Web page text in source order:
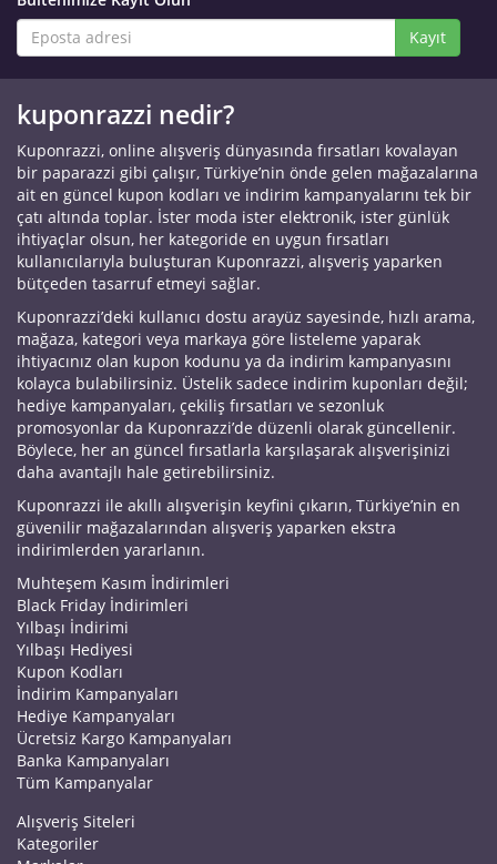
Kayıt
kuponrazzi nedir?
Kuponrazzi, online alışveriş dünyasında fırsatları kovalayan
bir paparazzi gibi çalışır, Türkiye’nin önde gelen mağazalarına
ait en güncel kupon kodları ve indirim kampanyalarını tek bir
çatı altında toplar. İster moda ister elektronik, ister günlük
ihtiyaçlar olsun, her kategoride en uygun fırsatları
kullanıcılarıyla buluşturan Kuponrazzi, alışveriş yaparken
bütçeden tasarruf etmeyi sağlar.
Kuponrazzi’deki kullanıcı dostu arayüz sayesinde, hızlı arama,
mağaza, kategori veya markaya göre listeleme yaparak
ihtiyacınız olan kupon kodunu ya da indirim kampanyasını
kolayca bulabilirsiniz. Üstelik sadece indirim kuponları değil;
hediye kampanyaları, çekiliş fırsatları ve sezonluk
promosyonlar da Kuponrazzi’de düzenli olarak güncellenir.
Böylece, her an güncel fırsatlarla karşılaşarak alışverişinizi
daha avantajlı hale getirebilirsiniz.
Kuponrazzi ile akıllı alışverişin keyfini çıkarın, Türkiye’nin en
güvenilir mağazalarından alışveriş yaparken ekstra
indirimlerden yararlanın.
Muhteşem Kasım İndirimleri
Black Friday İndirimleri
Yılbaşı İndirimi
Yılbaşı Hediyesi
Kupon Kodları
İndirim Kampanyaları
Hediye Kampanyaları
Ücretsiz Kargo Kampanyaları
Banka Kampanyaları
Tüm Kampanyalar
Alışveriş Siteleri
Kategoriler